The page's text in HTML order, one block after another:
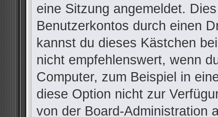
eine Sitzung angemeldet.
Benutzerkontos durch einen
kannst du dieses Kästchen
nicht empfehlenswert, wenn
Computer, zum Beispiel in
diese Option nicht zur
von der Board-Administration